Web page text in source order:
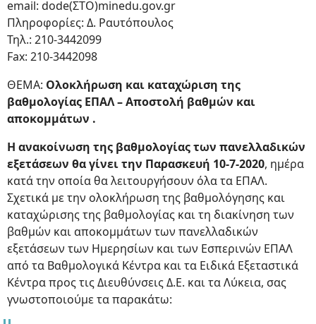
email: dode(ΣΤΟ)minedu.gov.gr
Πληροφορίες: Δ. Ραυτόπουλος
Τηλ.: 210-3442099
Fax: 210-3442098
ΘΕΜΑ: Ολοκλήρωση και καταχώριση της
βαθμολογίας ΕΠΑΛ – Αποστολή βαθμών και
αποκομμάτων .
Η ανακοίνωση της βαθμολογίας των πανελλαδικών
εξετάσεων θα γίνει την Παρασκευή 10-7-2020, ημέρα
κατά την οποία θα λειτουργήσουν όλα τα ΕΠΑΛ.
Σχετικά με την ολοκλήρωση της βαθμολόγησης και
καταχώρισης της βαθμολογίας και τη διακίνηση των
βαθμών και αποκομμάτων των πανελλαδικών
εξετάσεων των Ημερησίων και των Εσπερινών ΕΠΑΛ
από τα Βαθμολογικά Κέντρα και τα Ειδικά Εξεταστικά
Κέντρα προς τις Διευθύνσεις Δ.Ε. και τα Λύκεια, σας
γνωστοποιούμε τα παρακάτω: